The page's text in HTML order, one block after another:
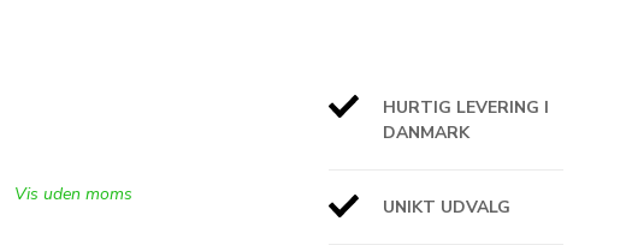
Vis uden moms
HURTIG LEVERING I
DANMARK
UNIKT UDVALG